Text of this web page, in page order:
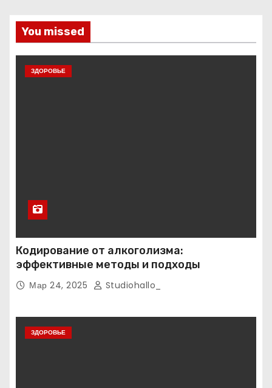
You missed
ЗДОРОВЬЕ
Кодирование от алкоголизма:
эффективные методы и подходы
Мар 24, 2025 Studiohallo_
ЗДОРОВЬЕ